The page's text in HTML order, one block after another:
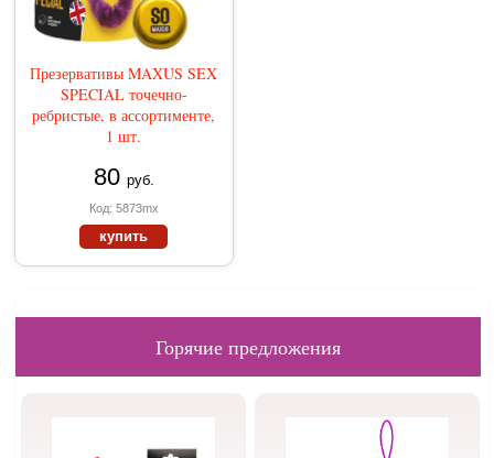
Презервативы MAXUS SEX
SPECIAL точечно-
ребристые, в ассортименте,
1 шт.
80 руб.
Код: 5873mx
купить
Горячие предложения